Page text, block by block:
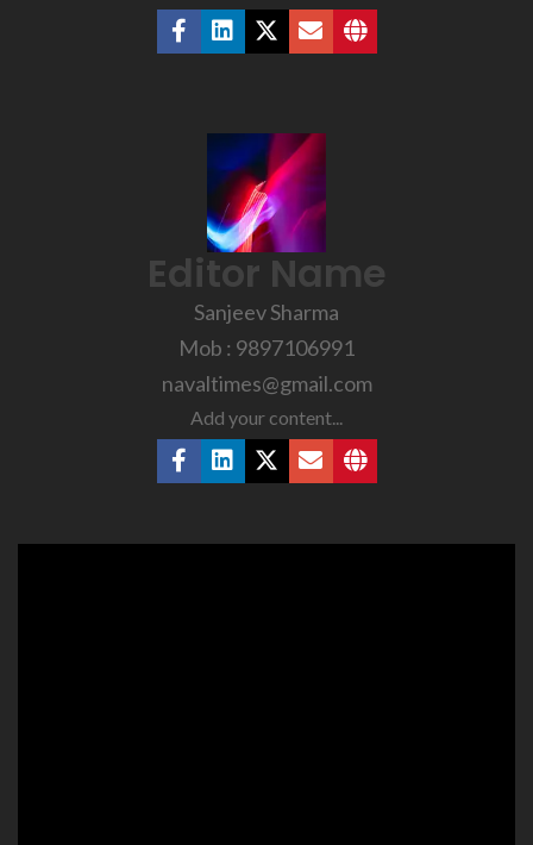
Editor Name
Sanjeev Sharma
Mob : 9897106991
navaltimes@gmail.com
Add your content...